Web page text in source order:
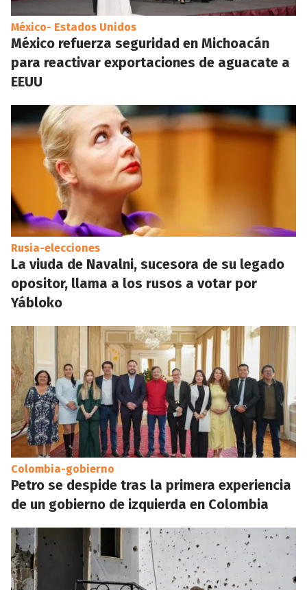
México- Estados Unidos
México refuerza seguridad en Michoacán
para reactivar exportaciones de aguacate a
EEUU
Rusia-elecciones
La viuda de Navalni, sucesora de su legado
opositor, llama a los rusos a votar por
Yábloko
Colombia-gobierno
Petro se despide tras la primera experiencia
de un gobierno de izquierda en Colombia